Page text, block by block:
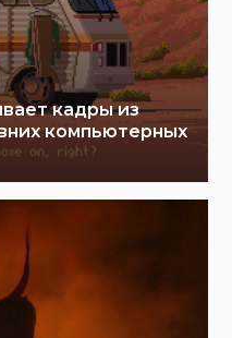
кадры из
компьютерных